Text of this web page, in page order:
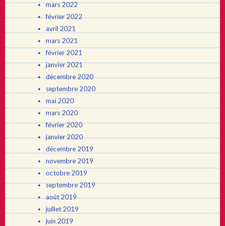
mars 2022
février 2022
avril 2021
mars 2021
février 2021
janvier 2021
décembre 2020
septembre 2020
mai 2020
mars 2020
février 2020
janvier 2020
décembre 2019
novembre 2019
octobre 2019
septembre 2019
août 2019
juillet 2019
juin 2019